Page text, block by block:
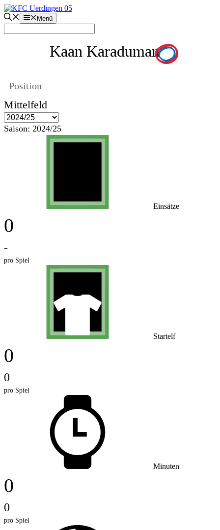
Zum
Inhalt
springen
Menü
Kaan Karaduman
Position
Mittelfeld
Saison: 2024/25
Einsätze
0
-
pro Spiel
Startelf
0
0
pro Spiel
Minuten
0
0
pro Spiel